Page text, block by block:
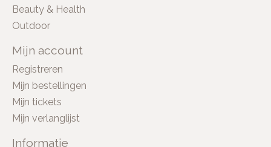
Beauty & Health
Outdoor
Mijn account
Registreren
Mijn bestellingen
Mijn tickets
Mijn verlanglijst
Informatie